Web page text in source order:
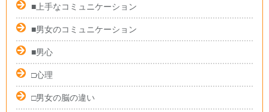
■上手なコミュニケーション
■男女のコミュニケーション
■男心
□心理
□男女の脳の違い